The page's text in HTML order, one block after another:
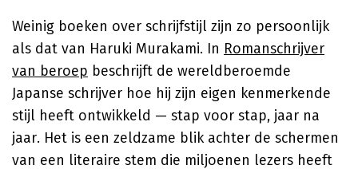
Weinig boeken over schrijfstijl zijn zo persoonlijk
als dat van Haruki Murakami. In Romanschrijver
van beroep beschrijft de wereldberoemde
Japanse schrijver hoe hij zijn eigen kenmerkende
stijl heeft ontwikkeld — stap voor stap, jaar na
jaar. Het is een zeldzame blik achter de schermen
van een literaire stem die miljoenen lezers heeft